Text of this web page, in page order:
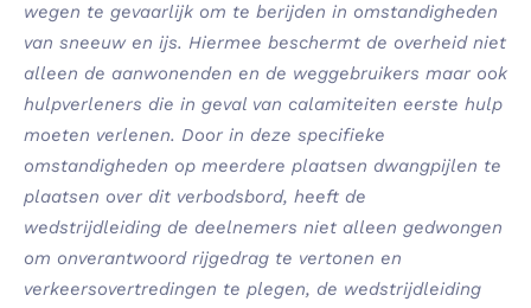
wegen te gevaarlijk om te berijden in omstandigheden
van sneeuw en ijs. Hiermee beschermt de overheid niet
alleen de aanwonenden en de weggebruikers maar ook
hulpverleners die in geval van calamiteiten eerste hulp
moeten verlenen. Door in deze specifieke
omstandigheden op meerdere plaatsen dwangpijlen te
plaatsen over dit verbodsbord, heeft de
wedstrijdleiding de deelnemers niet alleen gedwongen
om onverantwoord rijgedrag te vertonen en
verkeersovertredingen te plegen, de wedstrijdleiding